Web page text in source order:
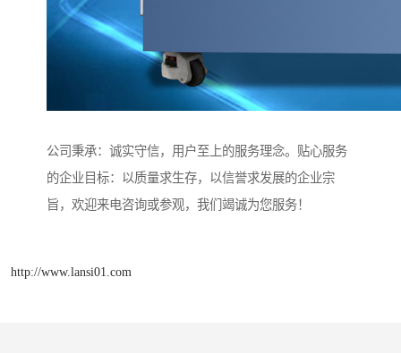
公司秉承：诚实守信，用户至上的服务理念。贴心服务
的企业目标：以质量求生存，以信誉求发展的企业宗
旨，欢迎来电咨询或参观，我们竭诚为您服务！
http://www.lansi01.com